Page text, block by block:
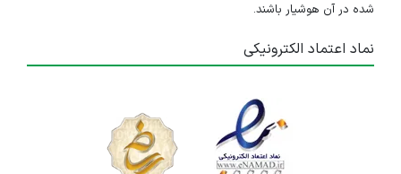
ارائه راه‌حل دقیق و قابل‌اجرا
توانایی تبدیل اطلاعات فنی به توضیحاتی شفاف برای
سیستم‌های CRM به‌درستی ثبت و مستندسازی کند. بخشی
از مسئولیت‌ها شامل رسیدگی به شکایات، کنترل تنش‌های
شده در آن هوشیار باشند.
نماد اعتماد الکترونیکی